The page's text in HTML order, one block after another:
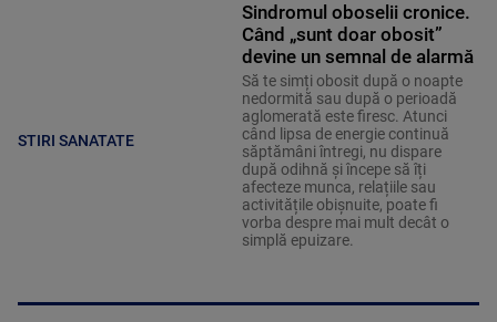
STIRI SANATATE
Sindromul oboselii cronice.
Când „sunt doar obosit”
devine un semnal de alarmă
Să te simți obosit după o noapte
nedormită sau după o perioadă
aglomerată este firesc. Atunci
când lipsa de energie continuă
săptămâni întregi, nu dispare
după odihnă și începe să îți
afecteze munca, relațiile sau
activitățile obișnuite, poate fi
vorba despre mai mult decât o
simplă epuizare.